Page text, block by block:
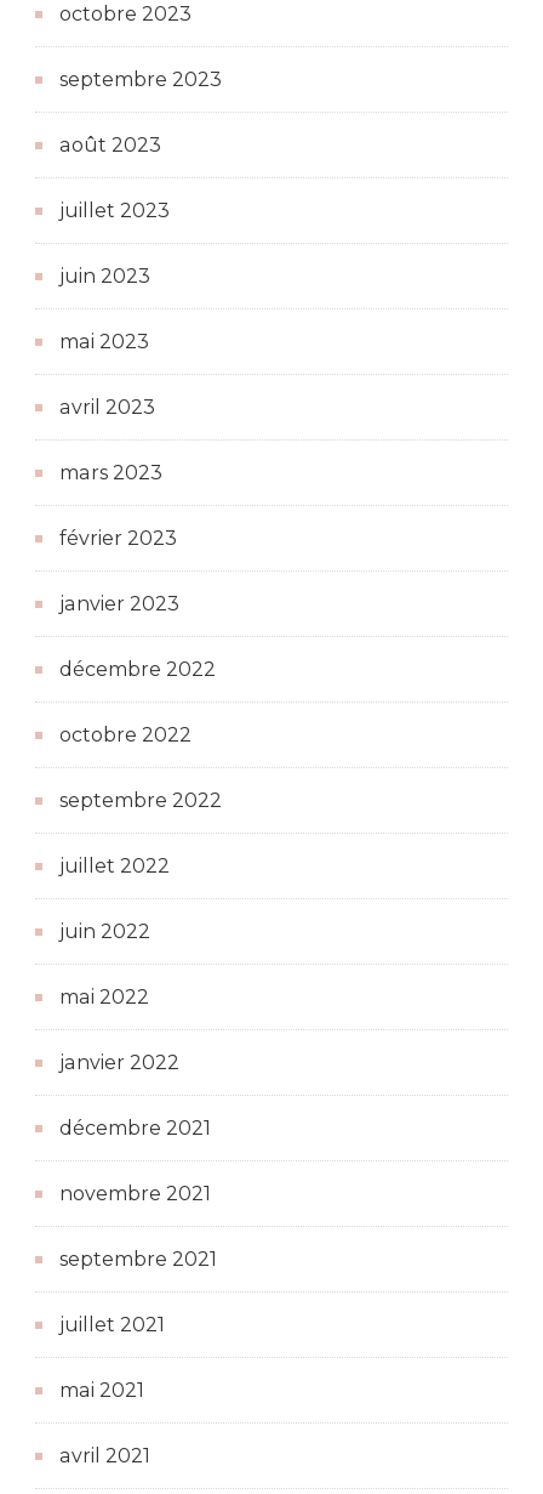
octobre 2023
septembre 2023
août 2023
juillet 2023
juin 2023
mai 2023
avril 2023
mars 2023
février 2023
janvier 2023
décembre 2022
octobre 2022
septembre 2022
juillet 2022
juin 2022
mai 2022
janvier 2022
décembre 2021
novembre 2021
septembre 2021
juillet 2021
mai 2021
avril 2021